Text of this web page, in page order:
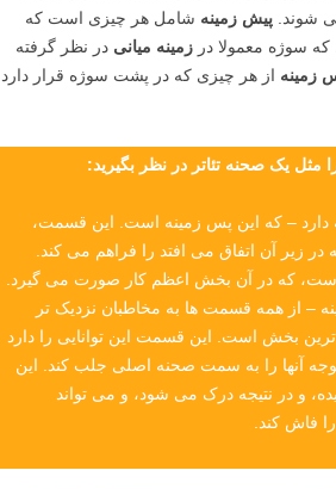
شوند. پیش زمینه شامل هر چیزی است که
سوژه معمولا در زمینه میانی در نظر گرفته
زمینه از هر چیزی که در پشت سوژه قرار دارد
یک صحنه تئاتر در نظر بگیرید:
دارد – که این پس زمینه است. این قسمت،
زیر آن اتفاق می افتد را فراهم می کند.
که در آن بخش اعظم کار صورت می گیرد.
– از همه قسمت ها به مخاطبان نزدیک تر
بخش است. این قسمت این توانایی را دارد
توجه آنها را به سمت صحنه اصلی جلب کند. این
و در نتیجه درک می شود، و می تواند
فاش کند.